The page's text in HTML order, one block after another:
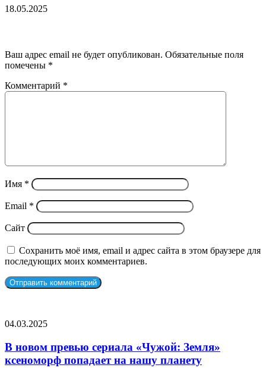
18.05.2025
Ваш адрес email не будет опубликован. Обязательные поля
помечены *
Комментарий *
Имя *
Email *
Сайт
Сохранить моё имя, email и адрес сайта в этом браузере для
последующих моих комментариев.
В
превью
сериала
«Чужой:
04.03.2025
В новом превью сериала «Чужой: Земля»
ксеноморф попадает на нашу планету